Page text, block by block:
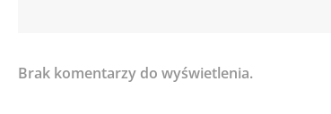
Imię/ Nick*
Brak komentarzy do wyświetlenia.